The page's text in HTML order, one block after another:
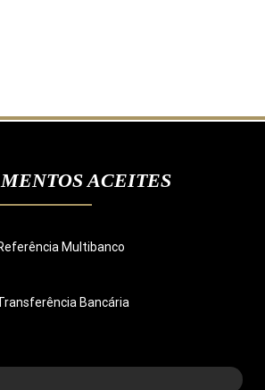
ACEITES
Multibanco
Bancária